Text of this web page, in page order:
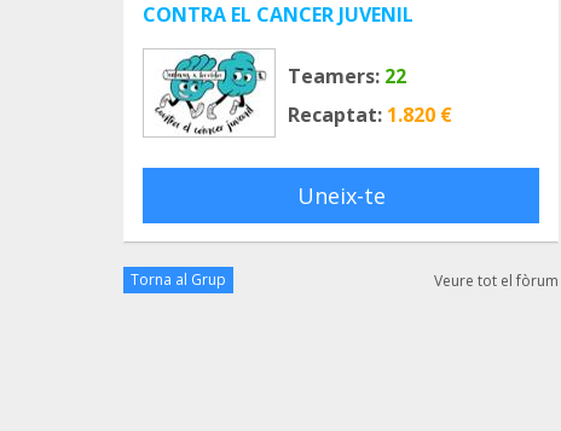
CONTRA EL CANCER JUVENIL
Teamers: 22
Recaptat: 1.820 €
Uneix-te
Torna al Grup Veure tot el fòrum